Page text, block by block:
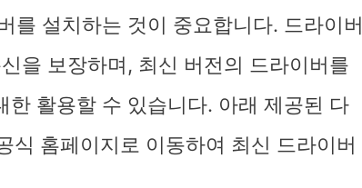
를 설치하는 것이 중요합니다. 드라이버
을 보장하며, 최신 버전의 드라이버를
활용할 수 있습니다. 아래 제공된 다
식 홈페이지로 이동하여 최신 드라이버